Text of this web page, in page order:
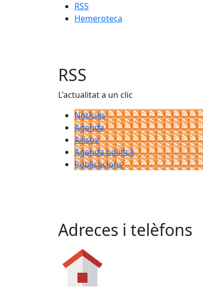
RSS
Hemeroteca
RSS
L'actualitat a un clic
Notícies
Agenda
Avisos
Agenda política
Publicacions
Adreces i telèfons